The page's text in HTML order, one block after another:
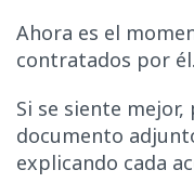
Ahora es el
contratados por él.
Si se siente
documento
explicando cada